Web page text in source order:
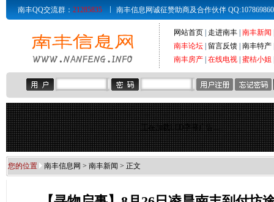
南丰QQ交流群： 21285835 南丰信息网诚征赞助商及合作伙伴
网站首页 走进南丰 南丰新闻
南丰论坛
留言反馈 南丰特产
南丰房产 在线电视 蜜桔小姐
正在加载LED字幕广告...
您的位置 南丰信息网 > 南丰新闻 > 正文